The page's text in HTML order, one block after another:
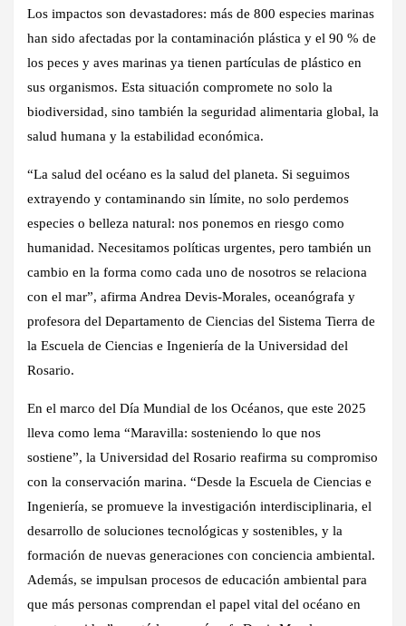
Los impactos son devastadores: más de 800 especies marinas
han sido afectadas por la contaminación plástica y el 90 % de
los peces y aves marinas ya tienen partículas de plástico en
sus organismos. Esta situación compromete no solo la
biodiversidad, sino también la seguridad alimentaria global, la
salud humana y la estabilidad económica.
“La salud del océano es la salud del planeta. Si seguimos
extrayendo y contaminando sin límite, no solo perdemos
especies o belleza natural: nos ponemos en riesgo como
humanidad. Necesitamos políticas urgentes, pero también un
cambio en la forma como cada uno de nosotros se relaciona
con el mar”, afirma Andrea Devis-Morales, oceanógrafa y
profesora del Departamento de Ciencias del Sistema Tierra de
la Escuela de Ciencias e Ingeniería de la Universidad del
Rosario.
En el marco del Día Mundial de los Océanos, que este 2025
lleva como lema “Maravilla: sosteniendo lo que nos
sostiene”, la Universidad del Rosario reafirma su compromiso
con la conservación marina. “Desde la Escuela de Ciencias e
Ingeniería, se promueve la investigación interdisciplinaria, el
desarrollo de soluciones tecnológicas y sostenibles, y la
formación de nuevas generaciones con conciencia ambiental.
Además, se impulsan procesos de educación ambiental para
que más personas comprendan el papel vital del océano en